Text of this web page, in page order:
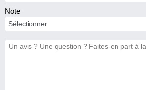
Note